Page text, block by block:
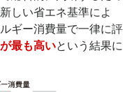
しい省エネ基準によ
ギー消費量で一律に評
最も高いという結果に